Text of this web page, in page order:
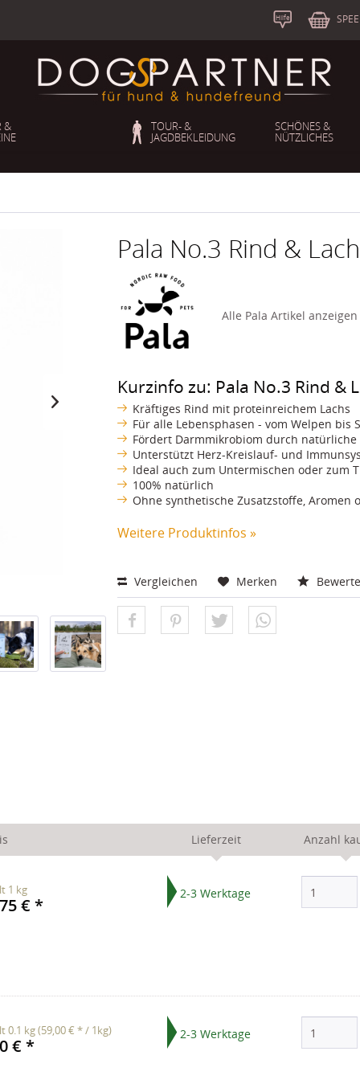
b
Hilfe S
& TOUR- &
JAGDBEKLEIDUNG
SCHÖNES &
NÜTZLICHES
Pala No.3 Rind &
Alle Pala Artikel anzeigen
Kurzinfo zu: Pala No.3 Rind &
Kräftiges Rind mit proteinreichem Lachs
Für alle Lebensphasen - vom Welpen bis
Fördert Darmmikrobiom durch natürliche
Unterstützt Herz-Kreislauf- und
Ideal auch zum Untermischen oder zum
100% natürlich
Ohne synthetische Zusatzstoffe, Aromen
Weitere Produktinfos »
Vergleichen Merken
Lieferzeit Anzahl
2-3 Werktage
1 kg
€ *
2-3 Werktage
0.1 kg(59,00 € * / 1kg)
€ *